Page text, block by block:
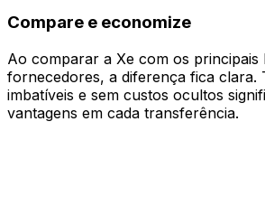
Compare e economize
Ao comparar a Xe com os principais
fornecedores, a diferença fica clara.
imbatíveis e sem custos ocultos
vantagens em cada transferência.